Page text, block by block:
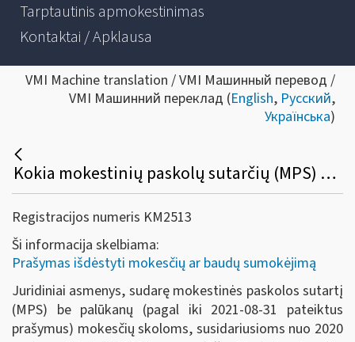
Tarptautinis apmokestinimas
Kontaktai / Apklausa
VMI Machine translation / VMI Машинный перевод /
VMI Машинний переклад (English, Русский,
Українська)
Kokia mokestinių paskolų sutarčių (MPS) be palūkanų pakeitimo ir vykdymo tvarka juridiniams asmenims, kurių nesumokėtų mokesčių sumos buvo išdėstytos / atidėtos dėl COVID-19?
Registracijos numeris KM2513
Ši informacija skelbiama:
Prašymas išdėstyti mokesčių ar baudų sumokėjimą
Juridiniai asmenys, sudarę mokestinės paskolos sutartį
(MPS) be palūkanų (pagal iki 2021-08-31 pateiktus
prašymus) mokesčių skoloms, susidariusioms nuo 2020